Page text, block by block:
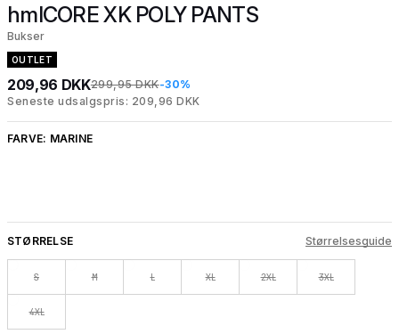
hmlCORE XK POLY PANTS
Bukser
OUTLET
209,96 DKK299,95 DKK-30%
Seneste udsalgspris: 209,96 DKK
FARVE: MARINE
STØRRELSE Størrelsesguide
S M L XL 2XL 3XL
4XL